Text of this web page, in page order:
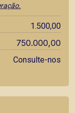
1.500,00
750.000,00
Consulte-nos